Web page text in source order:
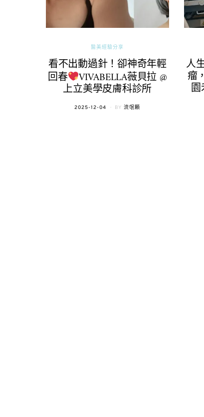
醫美經驗分享
看不出動過針！卻神奇年輕
回春 VIVABELLA薇貝拉 @
上立美學皮膚科診所
POSTED
2025-12-04 BY 流氓顆
人
瘤